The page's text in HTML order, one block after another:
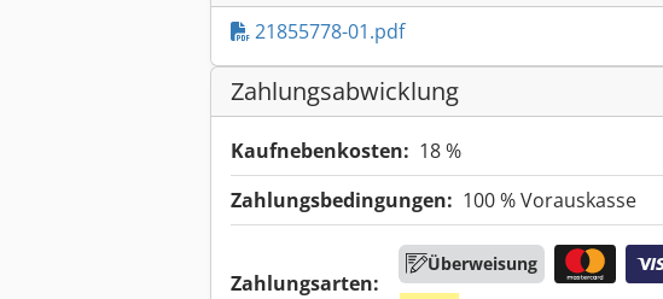
21855778-01.pdf
Zahlungsabwicklung
Kaufnebenkosten: 18 %
Zahlungsbedingungen: 100 % Vorauskasse
Zahlungsarten:
Überweisung